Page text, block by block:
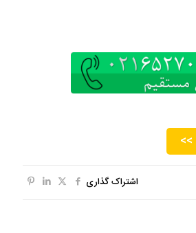
اشتراک گذاری